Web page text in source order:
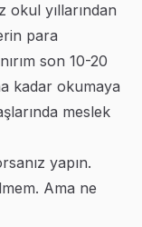
okul yıllarından
para
son 10-20
kadar okumaya
meslek
yapın.
Ama ne